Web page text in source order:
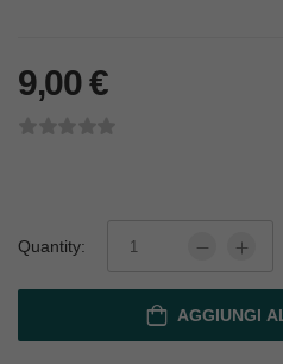
9,00€
Quantity:
AGGIUNGI